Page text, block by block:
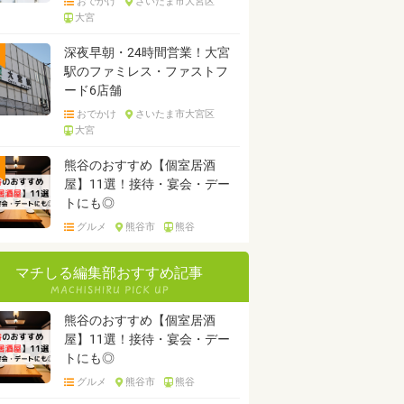
大宮
深夜早朝・24時間営業！大宮
駅のファミレス・ファストフ
ード6店舗
おでかけ
さいたま市大宮区
大宮
熊谷のおすすめ【個室居酒
屋】11選！接待・宴会・デー
トにも◎
グルメ 熊谷市 熊谷
マチしる編集部おすすめ記事
熊谷のおすすめ【個室居酒
屋】11選！接待・宴会・デー
トにも◎
グルメ 熊谷市 熊谷